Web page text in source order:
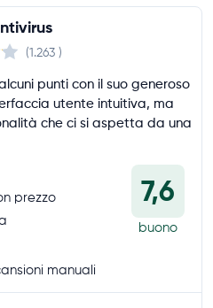
(1.263 )
punti con il suo generoso
utente intuitiva, ma
che ci si aspetta da una
prezzo
manuali
7,6
buono